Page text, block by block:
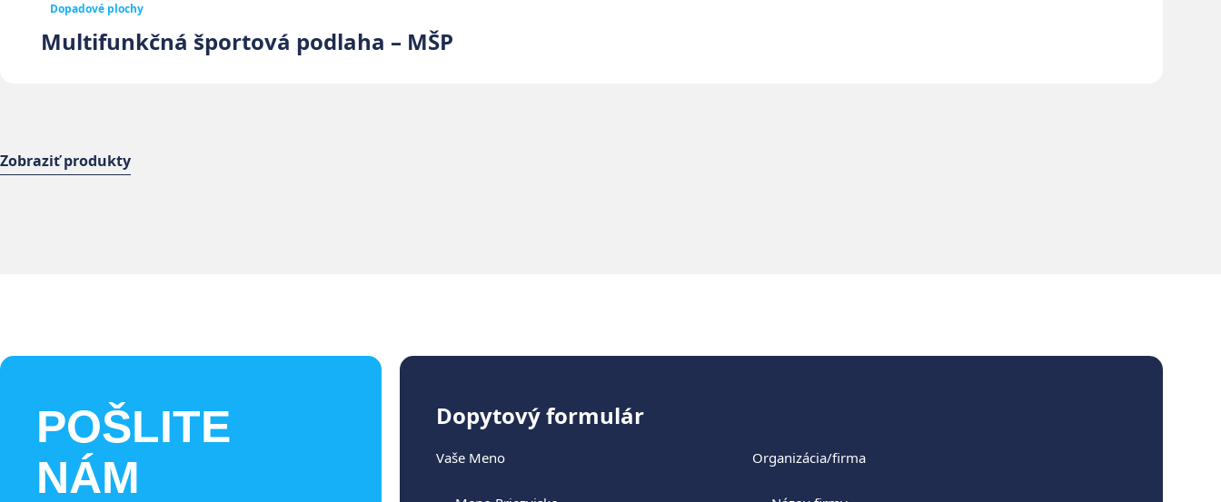
Dopadové plochy
Multifunkčná športová podlaha – MŠP
Zobraziť produkty
POŠLITE
NÁM
Dopytový formulár
Vaše Meno Organizácia/firma